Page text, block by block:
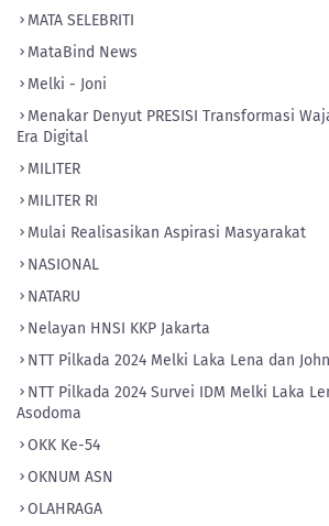
MATA SELEBRITI
MataBind News
Melki - Joni
​Menakar Denyut PRESISI Transformasi
Era Digital
MILITER
MILITER RI
Mulai Realisasikan Aspirasi Masyarakat
NASIONAL
NATARU
Nelayan HNSI KKP Jakarta
NTT Pilkada 2024 Melki Laka Lena dan
NTT Pilkada 2024 Survei IDM Melki Laka
Asodoma
OKK Ke-54
OKNUM ASN
OLAHRAGA